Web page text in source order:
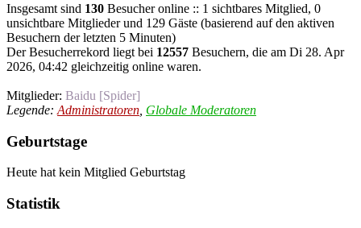
Insgesamt sind 130 Besucher online :: 1 sichtbares Mitglied, 0
unsichtbare Mitglieder und 129 Gäste (basierend auf den aktiven
Besuchern der letzten 5 Minuten)
Der Besucherrekord liegt bei 12557 Besuchern, die am Di 28. Apr
2026, 04:42 gleichzeitig online waren.
Mitglieder: Baidu [Spider]
Legende: Administratoren Globale Moderatoren
Geburtstage
Heute hat kein Mitglied Geburtstag
Statistik